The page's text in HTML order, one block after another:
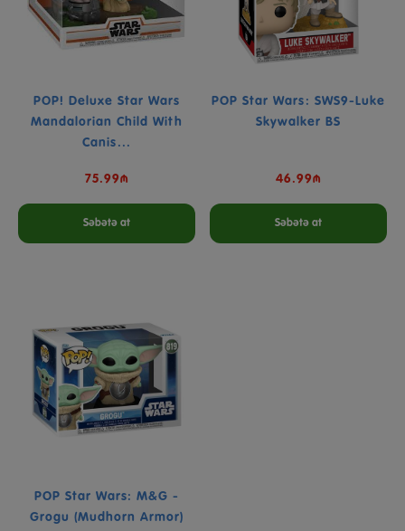
POP! Deluxe Star Wars
Mandalorian Child With
Canis...
75.99₼
Səbətə at
POP Star Wars: SWS9-Luke
Skywalker BS
46.99₼
Səbətə at
POP Star Wars: M&G -
Grogu (Mudhorn Armor)